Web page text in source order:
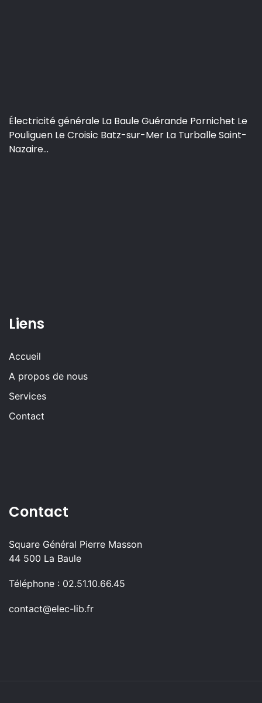
Électricité générale La Baule Guérande Pornichet Le
Pouliguen Le Croisic Batz-sur-Mer La Turballe Saint-
Nazaire...
Liens
Accueil
A propos de nous
Services
Contact
Contact
Square Général Pierre Masson
44 500 La Baule
Téléphone : 02.51.10.66.45
contact@elec-lib.fr